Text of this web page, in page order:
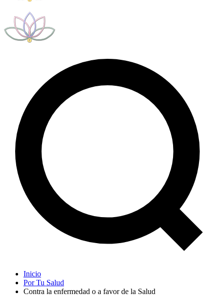
Inicio
Por Tu Salud
Contra la enfermedad o a favor de la Salud